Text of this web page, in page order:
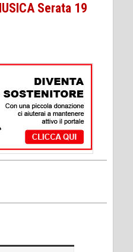
Serata 19